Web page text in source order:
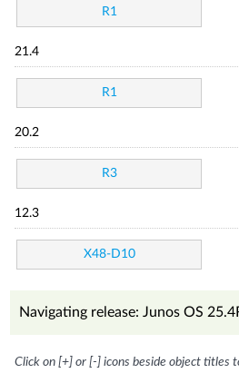
R1
21.4
R1
20.2
R3
12.3
X48-D10
Navigating release: Junos OS
Click on [+] or [-] icons beside object titles